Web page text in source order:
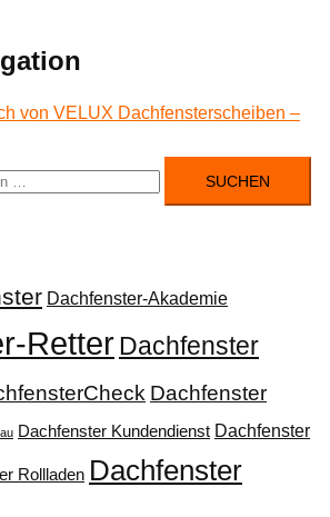
von VELUX Dachfensterscheiben –
Dachfenster-Akademie
RetterDachfenster
Dachfenster
Dachfenster Kundendienst Dachfenster
Rollladen Dachfenster